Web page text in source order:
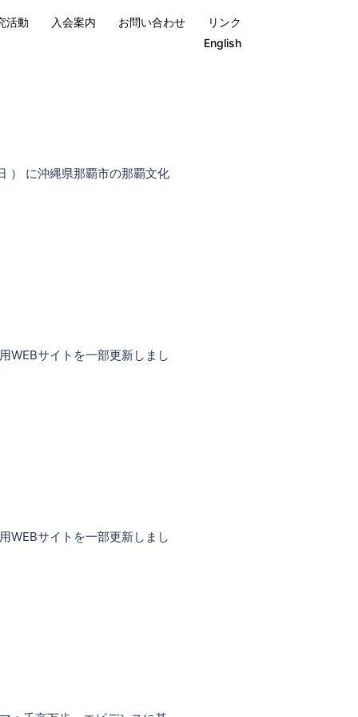
活動 入会案内 お問い合わせ
リンク
English
） に沖縄県那覇市の那覇文化
WEBサイトを一部更新しまし
WEBサイトを一部更新しまし